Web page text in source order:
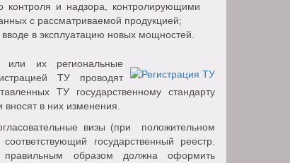
контроля и надзора, контролирующими
с рассматриваемой продукцией;
в эксплуатацию новых мощностей.
или их региональные
ТУ проводят
ТУ государственному стандарту
в них изменения.
визы (при положительном
государственный реестр.
правильным образом должна оформить